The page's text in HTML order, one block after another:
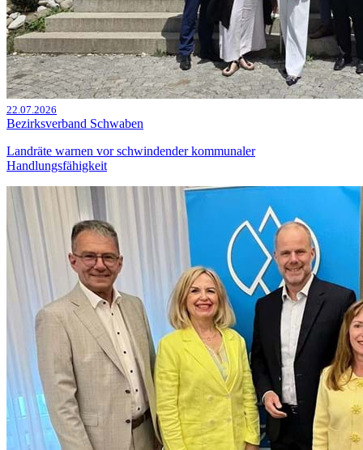
22.07.2026
Bezirksverband Schwaben
Landräte warnen vor schwindender kommunaler
Handlungsfähigkeit